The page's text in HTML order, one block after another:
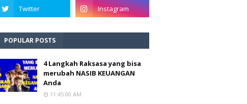
POPULAR POSTS
4 Langkah Raksasa yang bisa
merubah NASIB KEUANGAN
Anda
11:45:00 AM